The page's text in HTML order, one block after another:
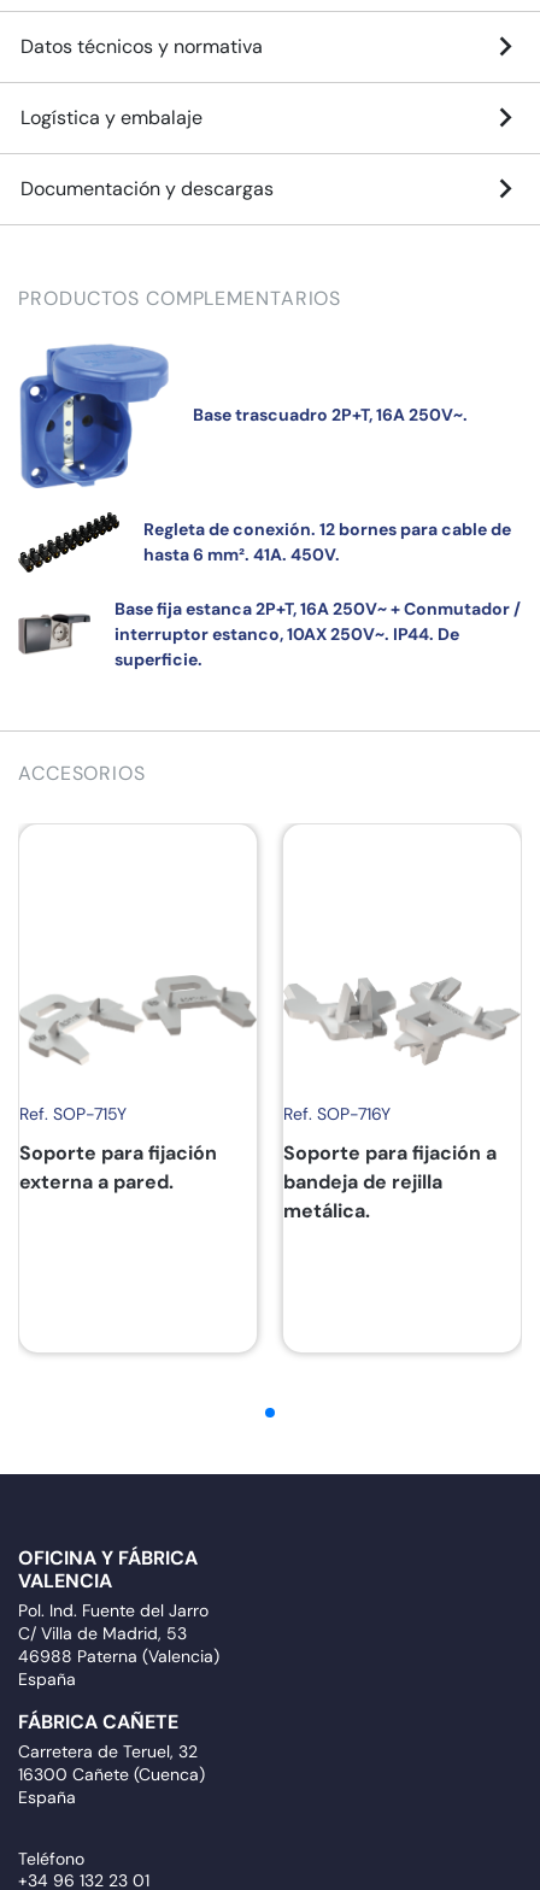
Datos técnicos y normativa
Logística y embalaje
Documentación y descargas
PRODUCTOS COMPLEMENTARIOS
Base trascuadro 2P+T, 16A 250V~.
Regleta de conexión. 12 bornes para cable de
hasta 6 mm². 41A. 450V.
Base fija estanca 2P+T, 16A 250V~ + Conmutador /
interruptor estanco, 10AX 250V~. IP44. De
superficie.
ACCESORIOS
Ref. SOP-715Y
Soporte para fijación
externa a pared.
Ref. SOP-716Y
Soporte para fijación a
bandeja de rejilla
metálica.
OFICINA Y FÁBRICA
VALENCIA
Pol. Ind. Fuente del Jarro
C/ Villa de Madrid, 53
46988 Paterna (Valencia)
España
FÁBRICA CAÑETE
Carretera de Teruel, 32
16300 Cañete (Cuenca)
España
Teléfono
+34 96 132 23 01